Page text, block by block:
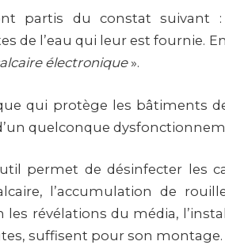
partis du constat suivant
de l’eau qui leur est fournie.
électronique».
qui protège les bâtiments
quelconque
permet de désinfecter les
l’accumulation de
les révélations du média,
suffisent pour son montage.